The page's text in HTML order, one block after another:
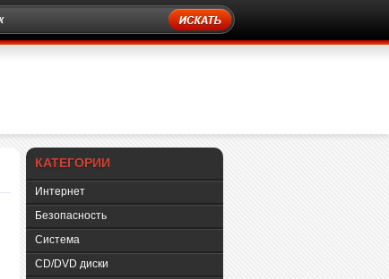
КАТЕГОРИИ
Интернет
Безопасность
Система
CD/DVD диски